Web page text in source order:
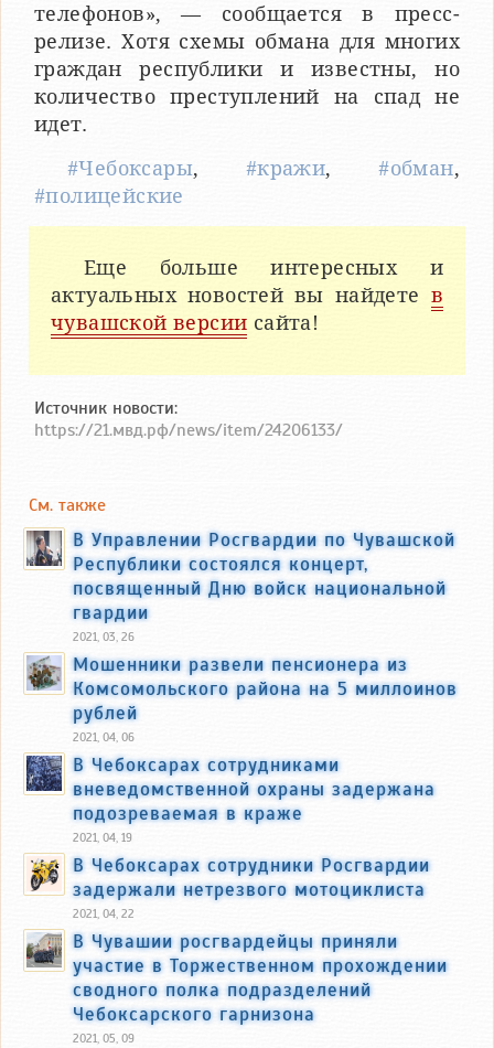
телефонов», — сообщается в пресс-
релизе. Хотя схемы обмана для многих
граждан республики и известны, но
количество преступлений на спад не
идет.
#Чебоксары, #кражи,#обман,
#полицейские
Еще больше интересных и
актуальных новостей вы найдете в
чувашской версии сайта!
Источник новости:
https://21.мвд.рф/news/item/24206133/
См. также
В Управлении Росгвардии по Чувашской
Республики состоялся концерт,
посвященный Дню войск национальной
гвардии
2021, 03, 26
Мошенники развели пенсионера из
Комсомольского района на 5 миллоинов
рублей
2021, 04, 06
В Чебоксарах сотрудниками
вневедомственной охраны задержана
подозреваемая в краже
2021, 04, 19
В Чебоксарах сотрудники Росгвардии
задержали нетрезвого мотоциклиста
2021, 04, 22
В Чувашии росгвардейцы приняли
участие в Торжественном прохождении
сводного полка подразделений
Чебоксарского гарнизона
2021, 05, 09